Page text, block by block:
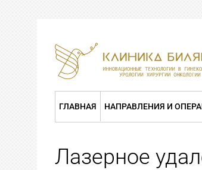
ГЛАВНАЯ НАПРАВЛЕНИЯ И
Лазерное